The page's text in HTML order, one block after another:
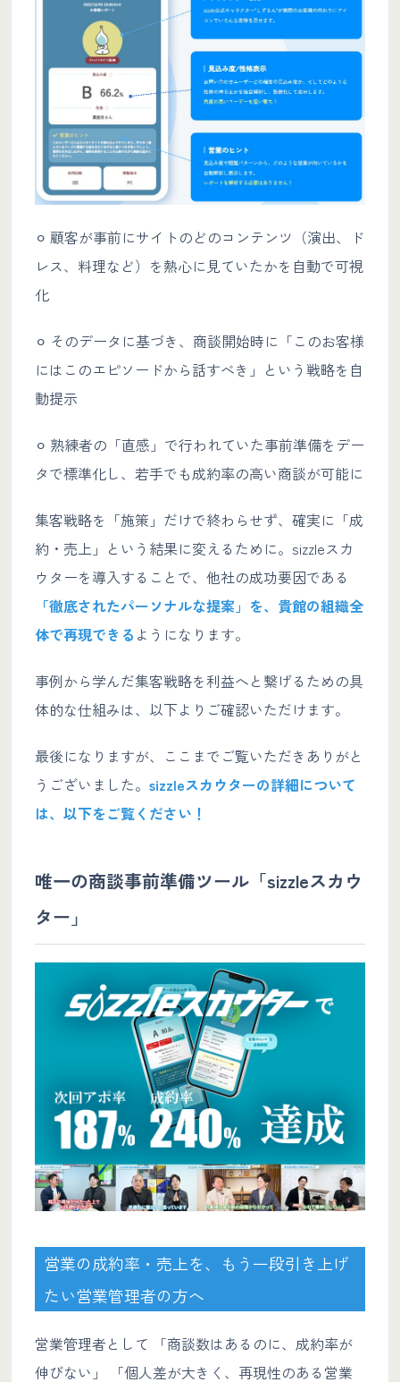
⚪︎ 顧客が事前にサイトのどのコンテンツ（演出、ド
レス、料理など）を熱心に見ていたかを自動で可視
化
⚪︎ そのデータに基づき、商談開始時に「このお客様
にはこのエピソードから話すべき」という戦略を自
動提示
⚪︎ 熟練者の「直感」で行われていた事前準備をデー
タで標準化し、若手でも成約率の高い商談が可能に
集客戦略を「施策」だけで終わらせず、確実に「成
約・売上」という結果に変えるために。sizzleスカ
ウターを導入することで、他社の成功要因である
「徹底されたパーソナルな提案」を、貴館の組織全
体で再現できる ようになります。
事例から学んだ集客戦略を利益へと繋げるための具
体的な仕組みは、以下よりご確認いただけます。
最後になりますが、ここまでご覧いただきありがと
うございました。 sizzleスカウターの詳細について
は、以下をご覧ください！
唯一の商談事前準備ツール「sizzleスカウ
ター」
営業の成約率・売上を、もう一段引き上げ
たい営業管理者の方へ
営業管理者として 「商談数はあるのに、成約率が
伸びない」 「個人差が大きく、再現性のある営業